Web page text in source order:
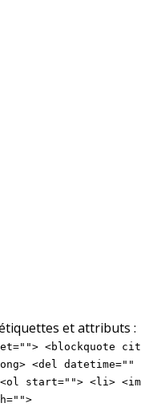
et attributs :
<blockquote
<del
start=""> <li>